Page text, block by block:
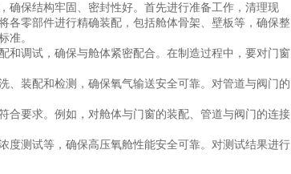
确保结构牢固、密封性好。首先进行准备工作，清理现
各零部件进行精确装配，包括舱体骨架、壁板等，确保整
准。
和调试，确保与舱体紧密配合。在制造过程中，要对门窗
、装配和检测，确保氧气输送安全可靠。对管道与阀门的
合要求。例如，对舱体与门窗的装配、管道与阀门的连接
度测试等，确保高压氧舱性能安全可靠。对测试结果进行